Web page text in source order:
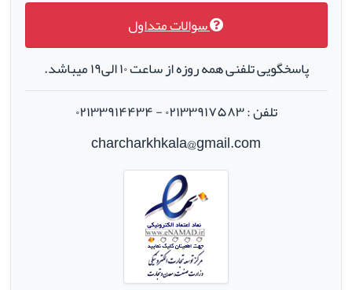
سوالات متداول
پاسخگویی تلفنی همه روزه از ساعت ۱۰ الی۱۹ میباشد.
تلفن : ۰۲۱۳۳۹۱۷۵۸۳ - ۰۲۱۳۳۹۱۴۴۳۴
charcharkhkala@gmail.com